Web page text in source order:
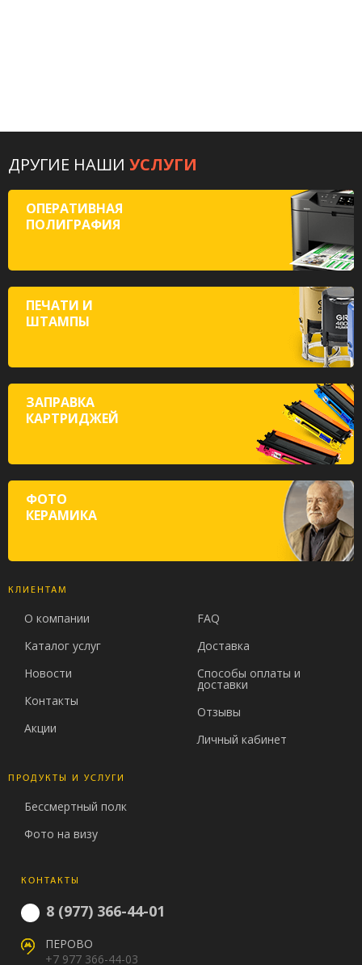
ДРУГИЕ НАШИ УСЛУГИ
ОПЕРАТИВНАЯ
ПОЛИГРАФИЯ
ПЕЧАТИ И
ШТАМПЫ
ЗАПРАВКА
КАРТРИДЖЕЙ
ФОТО
КЕРАМИКА
КЛИЕНТАМ
О компании
Каталог услуг
Новости
Контакты
Акции
FAQ
Доставка
Способы оплаты и
доставки
Отзывы
Личный кабинет
ПРОДУКТЫ И УСЛУГИ
Бессмертный полк
Фото на визу
КОНТАКТЫ
8 (977) 366-44-01
ПЕРОВО
+7 977 366-44-03